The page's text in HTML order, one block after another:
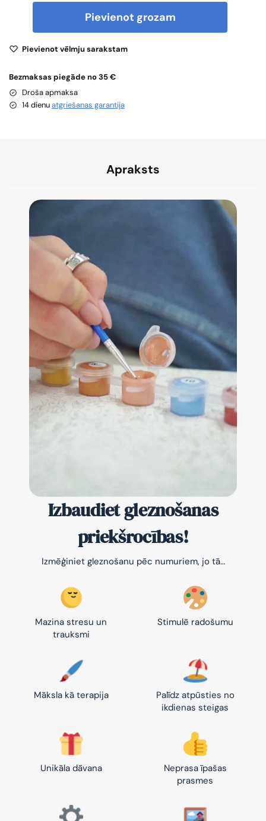
Pievienot grozam
Pievienot vēlmju sarakstam
Bezmaksas piegāde no 35 €
Droša apmaksa
14 dienuatgriešanas garantija
Apraksts
Izbaudiet gleznošanas
priekšrocības!
Izmēģiniet gleznošanu pēc numuriem, jo tā…
Mazina stresu un
trauksmi
Stimulē radošumu
Māksla kā terapija
Palīdz atpūsties no
ikdienas steigas
Unikāla dāvana
Neprasa īpašas
prasmes